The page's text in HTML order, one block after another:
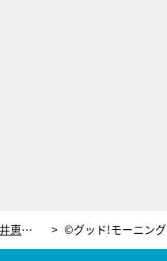
4姉妹の“おすそわけ”がレベル高い！新井恵理那＆島本真衣、おしゃれな手料理を披露 ©グッド!モーニング